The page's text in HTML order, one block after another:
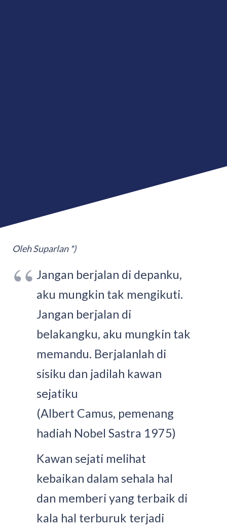
Oleh Suparlan *)
Jangan berjalan di depanku,
aku mungkin tak mengikuti.
Jangan berjalan di
belakangku, aku mungkin tak
memandu. Berjalanlah di
sisiku dan jadilah kawan
sejatiku
(Albert Camus, pemenang
hadiah Nobel Sastra 1975)
Kawan sejati melihat
kebaikan dalam sehala hal
dan memberi yang terbaik di
kala hal terburuk terjadi